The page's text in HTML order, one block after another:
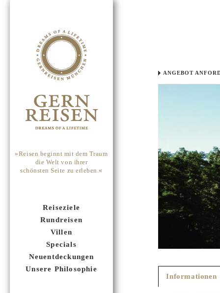
»Reisen beginnt mit dem Traum
die Welt von ihrer
schönsten Seite zu erleben.«
Reiseziele
Rundreisen
Villen
Specials
Neuentdeckungen
Unsere Philosophie
ANGEBOT
Informationen